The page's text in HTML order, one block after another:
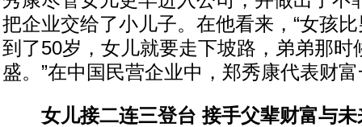
把企业交给了小儿子。在他看来，“女孩
到了50岁，女儿就要走下坡路，弟弟那时
盛。”在中国民营企业中，郑秀康代表财
女儿接二连三登台 接手父辈财富与未